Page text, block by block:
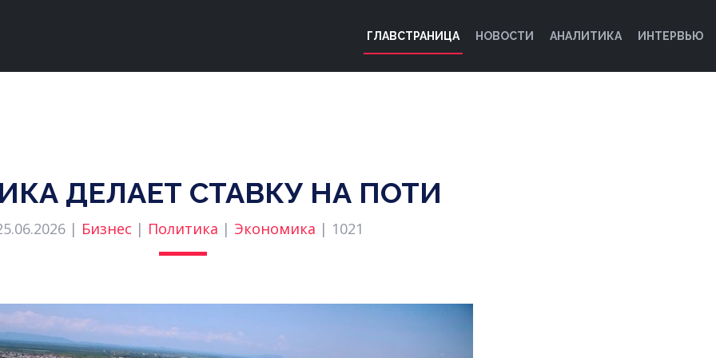
ГЛАВСТРАНИЦА НОВОСТИ АНАЛИТИКА ИНТЕРВЬЮ
ДЕЛАЕТ СТАВКУ НА ПОТИ
| Бизнес | Политика | Экономика | 1021